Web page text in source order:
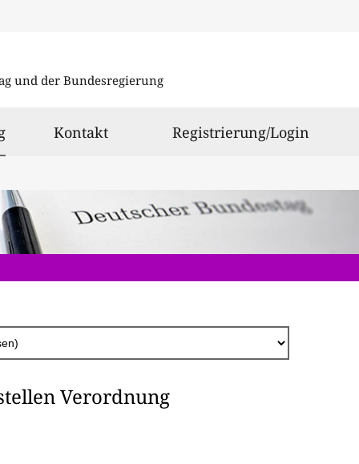
und der Bundesregierung
ausgewählt
Kontakt Registrierung/Login
Verordnung